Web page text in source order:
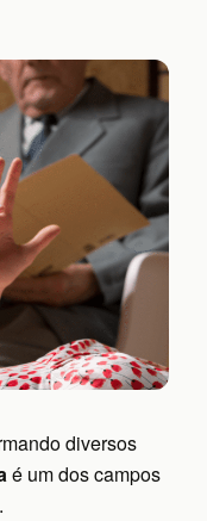
diversos
é um dos campos